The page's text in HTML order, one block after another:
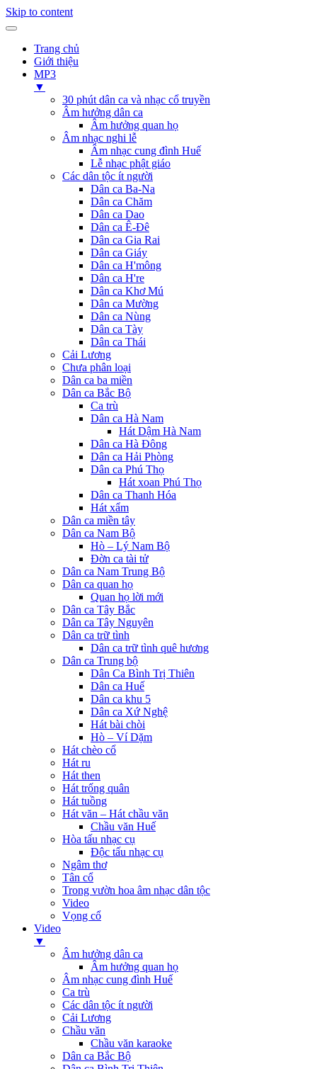
Skip to content
Trang chủ
Giới thiệu
MP3
▼
30 phút dân ca và nhạc cổ truyền
Âm hưởng dân ca
Âm hưởng quan họ
Âm nhạc nghi lễ
Âm nhạc cung đình Huế
Lễ nhạc phật giáo
Các dân tộc ít người
Dân ca Ba-Na
Dân ca Chăm
Dân ca Dao
Dân ca Ê-Đê
Dân ca Gia Rai
Dân ca Giáy
Dân ca H'mông
Dân ca H're
Dân ca Khơ Mú
Dân ca Mường
Dân ca Nùng
Dân ca Tày
Dân ca Thái
Cải Lương
Chưa phân loại
Dân ca ba miền
Dân ca Bắc Bộ
Ca trù
Dân ca Hà Nam
Hát Dậm Hà Nam
Dân ca Hà Đông
Dân ca Hải Phòng
Dân ca Phú Thọ
Hát xoan Phú Thọ
Dân ca Thanh Hóa
Hát xẩm
Dân ca miền tây
Dân ca Nam Bộ
Hò – Lý Nam Bộ
Đờn ca tài tử
Dân ca Nam Trung Bộ
Dân ca quan họ
Quan họ lời mới
Dân ca Tây Bắc
Dân ca Tây Nguyên
Dân ca trữ tình
Dân ca trữ tình quê hương
Dân ca Trung bộ
Dân Ca Bình Trị Thiên
Dân ca Huế
Dân ca khu 5
Dân ca Xứ Nghệ
Hát bài chòi
Hò – Ví Dặm
Hát chèo cổ
Hát ru
Hát then
Hát trống quân
Hát tuồng
Hát văn – Hát chầu văn
Chầu văn Huế
Hòa tấu nhạc cụ
Độc tấu nhạc cụ
Ngâm thơ
Tân cổ
Trong vườn hoa âm nhạc dân tộc
Video
Vọng cổ
Video
▼
Âm hưởng dân ca
Âm hưởng quan họ
Âm nhạc cung đình Huế
Ca trù
Các dân tộc ít người
Cải Lương
Chầu văn
Chầu văn karaoke
Dân ca Bắc Bộ